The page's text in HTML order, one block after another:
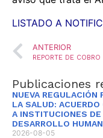
LISTADO A
ANTERIOR
Publicaciones
NUEVA REGULACIÓN
LA SALUD:
A INSTITUCIONES DE
DESARROLLO
2026-08-05